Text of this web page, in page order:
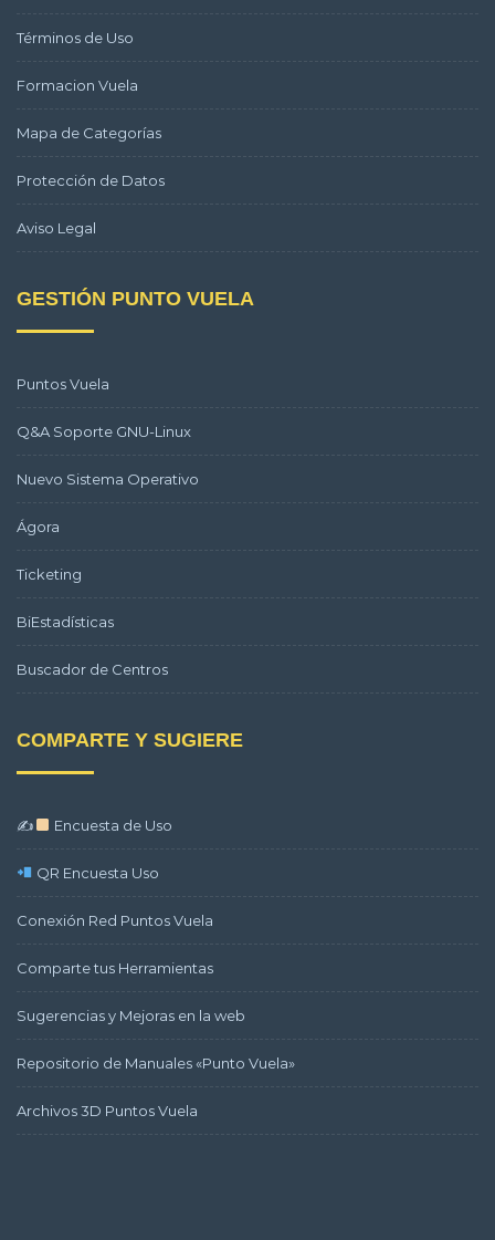
Términos de Uso
Formacion Vuela
Mapa de Categorías
Protección de Datos
Aviso Legal
GESTIÓN PUNTO VUELA
Puntos Vuela
Q&A Soporte GNU-Linux
Nuevo Sistema Operativo
Ágora
Ticketing
BiEstadísticas
Buscador de Centros
COMPARTE Y SUGIERE
✍ Encuesta de Uso
QR Encuesta Uso
Conexión Red Puntos Vuela
Comparte tus Herramientas
Sugerencias y Mejoras en la web
Repositorio de Manuales «Punto Vuela»
Archivos 3D Puntos Vuela